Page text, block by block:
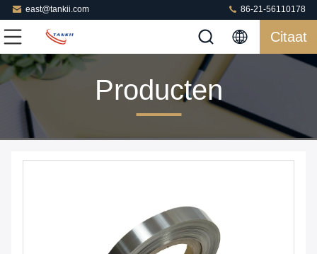
east@tankii.com 86-21-56110178
Citaat
Producten